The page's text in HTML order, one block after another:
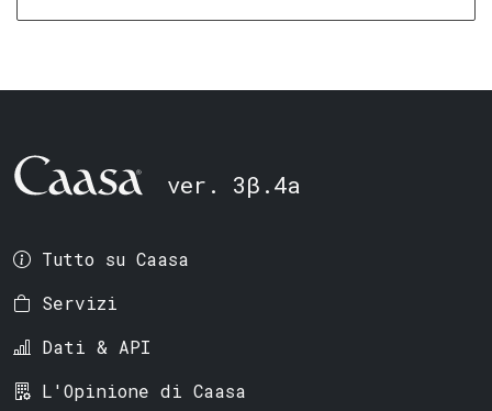
ver. 3β.4a
Tutto su Caasa
Servizi
Dati & API
L'Opinione di Caasa